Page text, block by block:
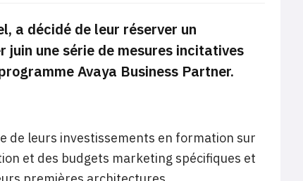
a décidé de leur réserver un
une série de mesures incitatives
Avaya Business Partner.
de leurs investissements en formation sur
et des budgets marketing spécifiques et